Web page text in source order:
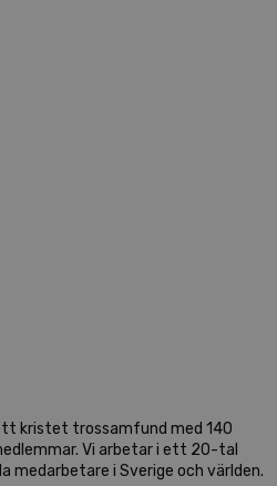
kristet trossamfund med 140
Vi arbetar i ett 20-tal
medarbetare i Sverige och världen.